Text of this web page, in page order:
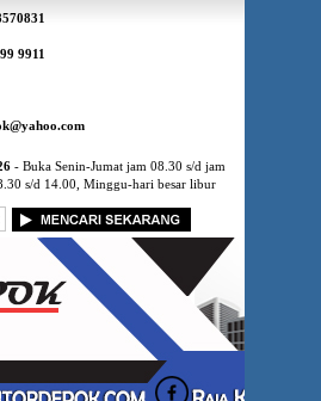
- Buka Senin-Jumat jam 08.30 s/d jam
s/d 14.00, Minggu-hari besar libur
9911